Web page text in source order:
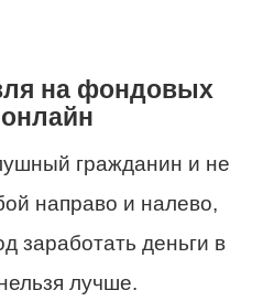
на фондовых
гражданин и не
направо и налево,
заработать деньги в
лучше.